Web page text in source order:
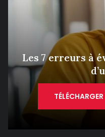
Les 7 erreurs à